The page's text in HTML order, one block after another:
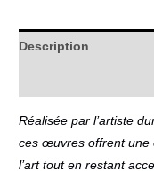
Description
Réalisée par l’artiste
ces œuvres offrent une
l’art tout en restant